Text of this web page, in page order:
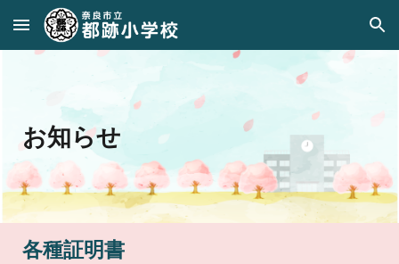
Skip to main content Skip to navigation
お知らせ
各種証明書